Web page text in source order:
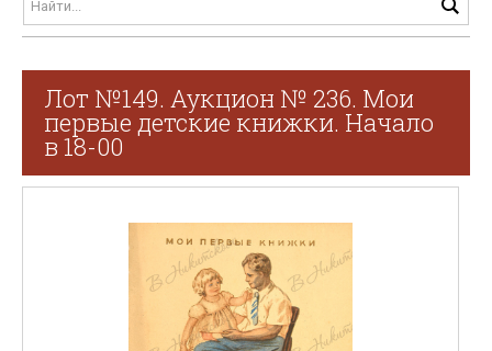
Лот №149. Аукцион № 236. Мои
первые детские книжки. Начало
в 18-00